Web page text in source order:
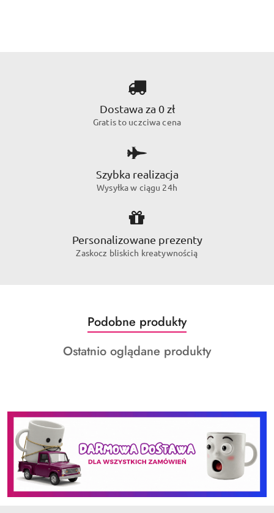
Dostawa za 0 zł
Gratis to uczciwa cena
Szybka realizacja
Wysyłka w ciągu 24h
Personalizowane prezenty
Zaskocz bliskich kreatywnością
Pomiń karuzelę produktów
Produkty
o
statusie:
Podobne produkty
Produkty
Ostatnio oglądane produkty